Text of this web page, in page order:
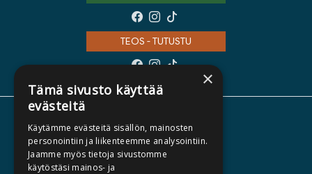
TEOS - TUTUSTU
TIETOA MEISTÄ
TEKIJÄT
×
Tämä sivusto käyttää
evästeitä
Käytämme evästeitä sisällön, mainosten
personointiin ja liikenteemme analysointiin.
Jaamme myös tietoja sivustomme
käytöstäsi mainos- ja